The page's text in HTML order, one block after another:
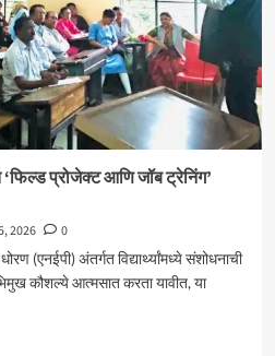
‘फिल्ड प्रोजेक्ट आणि जॉब ट्रेनिंग’
2026
0
(एनईपी) अंतर्गत विद्यार्थ्यांमध्ये संशोधनाची
कौशल्ये आत्मसात करता यावीत, या